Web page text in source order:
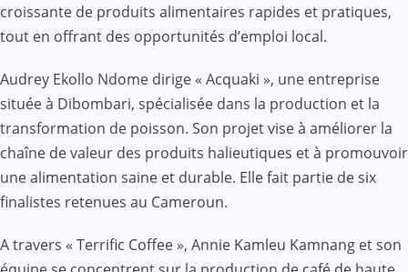
croissante de produits alimentaires rapides et pratiques,
tout en offrant des opportunités d’emploi local.
Audrey Ekollo Ndome dirige « Acquaki », une entreprise
située à Dibombari, spécialisée dans la production et la
transformation de poisson. Son projet vise à améliorer la
chaîne de valeur des produits halieutiques et à promouvoir
une alimentation saine et durable. Elle fait partie de six
finalistes retenues au Cameroun.
A travers « Terrific Coffee », Annie Kamleu Kamnang et son